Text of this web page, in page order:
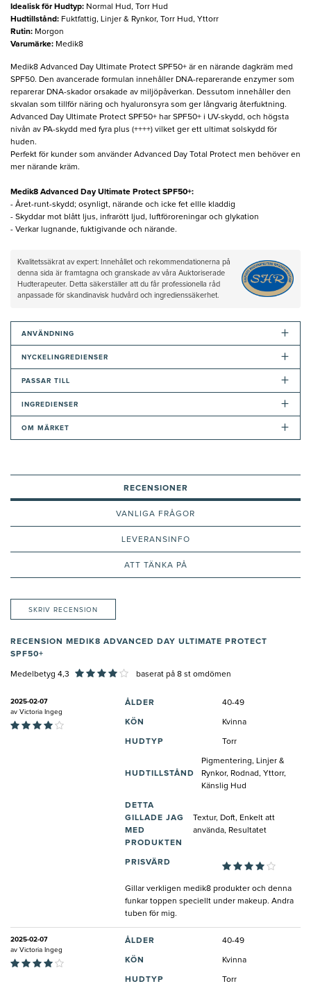
Idealisk för Hudtyp: Normal Hud, Torr Hud
Hudtillstånd: Fuktfattig, Linjer & Rynkor, Torr Hud, Yttorr
Rutin: Morgon
Varumärke: Medik8
Medik8 Advanced Day Ultimate Protect SPF50+ är en närande dagkräm med
SPF50. Den avancerade formulan innehåller DNA-reparerande enzymer som
reparerar DNA-skador orsakade av miljöpåverkan. Dessutom innehåller den
skvalan som tillför näring och hyaluronsyra som ger långvarig återfuktning.
Advanced Day Ultimate Protect SPF50+ har SPF50+ i UV-skydd, och högsta
nivån av PA-skydd med fyra plus (++++) vilket ger ett ultimat solskydd för
huden.
Perfekt för kunder som använder Advanced Day Total Protect men behöver en
mer närande kräm.
Medik8 Advanced Day Ultimate Protect SPF50+:
- Året-runt-skydd; osynligt, närande och icke fet ellle kladdig
- Skyddar mot blått ljus, infrarött ljud, luftföroreningar och glykation
- Verkar lugnande, fuktigivande och närande.
Kvalitetssäkrat av expert: Innehållet och rekommendationerna på
denna sida är framtagna och granskade av våra Auktoriserade
Hudterapeuter. Detta säkerställer att du får professionella råd
anpassade för skandinavisk hudvård och ingredienssäkerhet.
ANVÄNDNING +
NYCKELINGREDIENSER +
PASSAR TILL +
INGREDIENSER +
OM MÄRKET +
RECENSIONER
VANLIGA FRÅGOR
LEVERANSINFO
ATT TÄNKA PÅ
SKRIV RECENSION
RECENSION MEDIK8 ADVANCED DAY ULTIMATE PROTECT
SPF50+
Medelbetyg 4,3 baserat på 8 st omdömen
2025-02-07
av Victoria Ingeg
ÅLDER 40-49
KÖN Kvinna
HUDTYP Torr
HUDTILLSTÅND
Pigmentering, Linjer &
Rynkor, Rodnad, Yttorr,
Känslig Hud
DETTA
GILLADE JAG
MED
PRODUKTEN
Textur, Doft, Enkelt att
använda, Resultatet
PRISVÄRD
Gillar verkligen medik8 produkter och denna
funkar toppen speciellt under makeup. Andra
tuben för mig.
2025-02-07
av Victoria Ingeg
ÅLDER 40-49
KÖN Kvinna
HUDTYP Torr